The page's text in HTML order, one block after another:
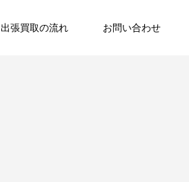
出張買取の流れ お問い合わせ